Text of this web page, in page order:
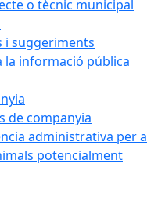
o tècnic municipal
i suggeriments
la informació pública
de companyia
administrativa per a
potencialment